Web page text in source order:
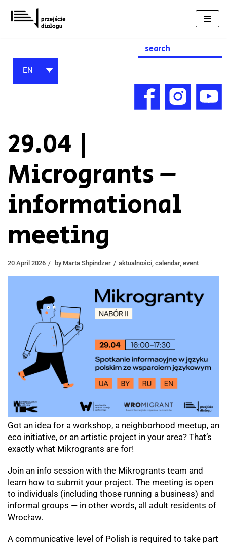
Skip
to
Search
for:
EN
29.04 |
Microgrants –
informational
meeting
20 April 2026 by Marta Shpindzer aktualności calendar, event
Got an idea for a workshop, a neighborhood meetup, an
eco initiative, or an artistic project in your area? That’s
exactly what Mikrogrants are for!
Join an info session with the Mikrogrants team and
learn how to submit your project. The meeting is open
to individuals (including those running a business) and
informal groups — in other words, all adult residents of
Wrocław.
A communicative level of Polish is required to take part